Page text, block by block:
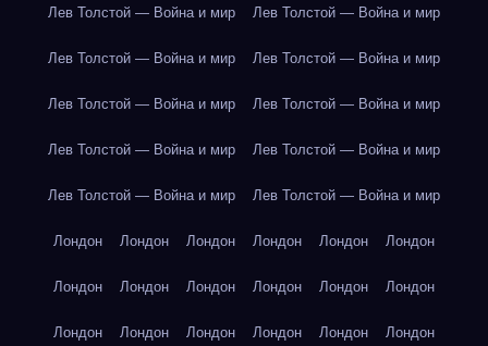
Лев Толстой — Война и мир Лев Толстой — Война и мир
Лев Толстой — Война и мир Лев Толстой — Война и мир
Лев Толстой — Война и мир Лев Толстой — Война и мир
Лев Толстой — Война и мир Лев Толстой — Война и мир
Лев Толстой — Война и мир Лев Толстой — Война и мир
Лондон Лондон Лондон Лондон Лондон Лондон
Лондон Лондон Лондон Лондон Лондон Лондон
Лондон Лондон Лондон Лондон Лондон Лондон